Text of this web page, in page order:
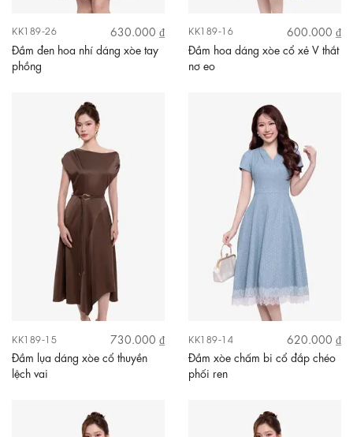
KK189-26
630.000 ₫
Đầm đen hoa nhí dáng xòe tay
phồng
KK189-16
600.000 ₫
Đầm hoa dáng xòe cổ xẻ V thắt
nơ eo
KK189-15
730.000 ₫
Đầm lụa dáng xòe cổ thuyền
lệch vai
KK189-14
620.000 ₫
Đầm xòe chấm bi cổ đắp chéo
phối ren